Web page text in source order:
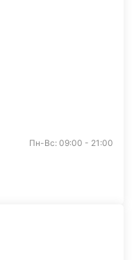
Пн-Вс: 09:00 - 21:00